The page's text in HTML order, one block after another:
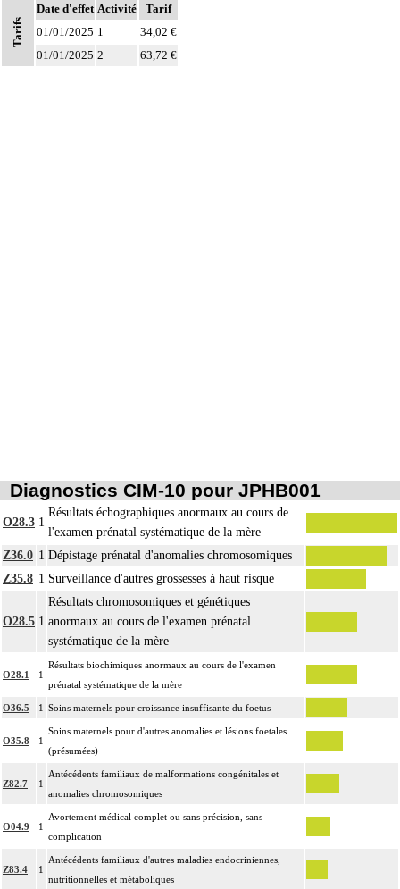
Tarifs
Date d'effet Activité
Tarif
01/01/2025 1
34,02 €
01/01/2025 2 63,72 €
Diagnostics CIM-10 pour JPHB001
O28.3 1
Résultats échographiques anormaux au cours de
l'examen prénatal systématique de la mère
Z36.0 1 Dépistage prénatal d'anomalies chromosomiques
Z35.8 1 Surveillance d'autres grossesses à haut risque
O28.5 1
Résultats chromosomiques et génétiques
anormaux au cours de l'examen prénatal
systématique de la mère
O28.1 1
Résultats biochimiques anormaux au cours de l'examen
prénatal systématique de la mère
O36.5 1 Soins maternels pour croissance insuffisante du foetus
O35.8 1
Soins maternels pour d'autres anomalies et lésions foetales
(présumées)
Z82.7 1
Antécédents familiaux de malformations congénitales et
anomalies chromosomiques
O04.9 1
Avortement médical complet ou sans précision, sans
complication
Z83.4 1
Antécédents familiaux d'autres maladies endocriniennes,
nutritionnelles et métaboliques